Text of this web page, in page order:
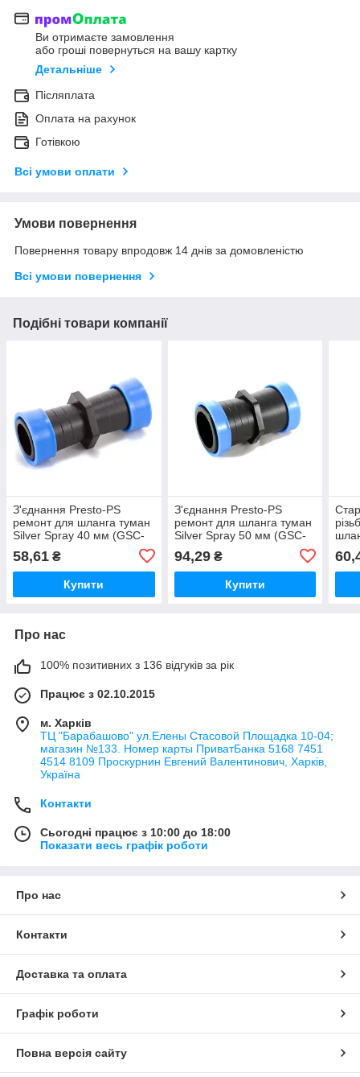
Ви отримаєте замовлення
або гроші повернуться на вашу картку
Детальніше
Післяплата
Оплата на рахунок
Готівкою
Всі умови оплати
Умови повернення
Повернення товару впродовж 14 днів за домовленістю
Всі умови повернення
Подібні товари компанії
З'єднання Presto-PS
ремонт для шланга туман
Silver Spray 40 мм (GSC-
58,61 ₴
Купити
З'єднання Presto-PS
ремонт для шланга туман
Silver Spray 50 мм (GSC-
94,29₴
Купити
Про нас
100% позитивних з 136 відгуків за рік
Працює з 02.10.2015
м. Харків
ТЦ "Барабашово" ул.Елены Стасовой Площадка 10-04;
магазин №133. Номер карты ПриватБанка 5168 7451
4514 8109 Проскурнин Евгений Валентинович, Харків,
Україна
Контакти
Сьогодні працює з 10:00 до 18:00
Показати весь графік роботи
Про нас
Контакти
Доставка та оплата
Графік роботи
Повна версія сайту